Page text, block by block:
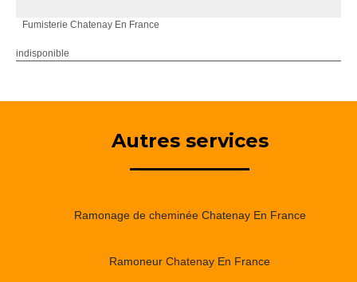
Fumisterie Chatenay En France
indisponible
Autres services
Ramonage de cheminée Chatenay En France
Ramoneur Chatenay En France